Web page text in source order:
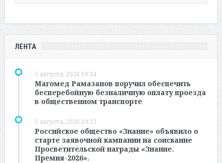
ЛЕНТА
5 августа, 2026 19:34
Магомед Рамазанов поручил обеспечить
бесперебойную безналичную оплату проезда
в общественном транспорте
5 августа, 2026 19:27
Российское общество «Знание» объявило о
старте заявочной кампании на соискание
Просветительской награды «Знание.
Премия-2026».